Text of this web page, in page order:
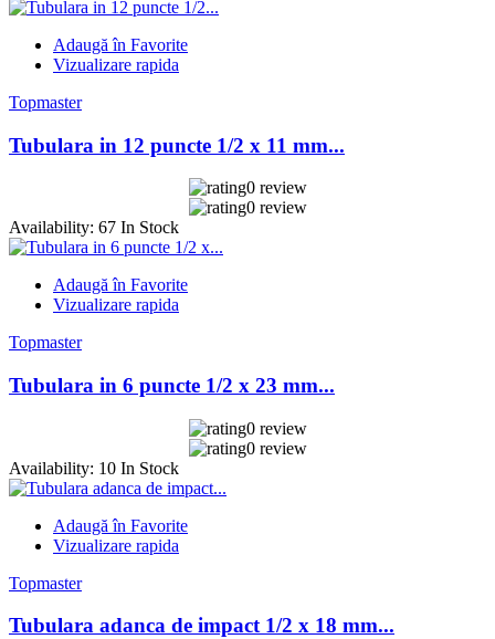
Adaugă în Favorite
Vizualizare rapida
Topmaster
Tubulara in 12 puncte 1/2 x 11 mm...
0 review
0 review
Availability: 67 In Stock
Adaugă în Favorite
Vizualizare rapida
Topmaster
Tubulara in 6 puncte 1/2 x 23 mm...
0 review
0 review
Availability: 10 In Stock
Adaugă în Favorite
Vizualizare rapida
Topmaster
Tubulara adanca de impact 1/2 x 18 mm...